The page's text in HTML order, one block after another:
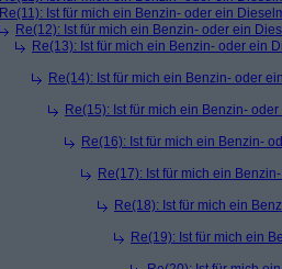
Re(11): Ist für mich ein Benzin- oder ein
Re(12): Ist für mich ein Benzin- oder ein
Re(13): Ist für mich ein Benzin- oder ein
Re(14): Ist für mich ein Benzin- oder
Re(15): Ist für mich ein Benzin-
Re(16): Ist für mich ein Benzin-
Re(17): Ist für mich ein
Re(18): Ist für mich ein
Re(19): Ist für mich ein